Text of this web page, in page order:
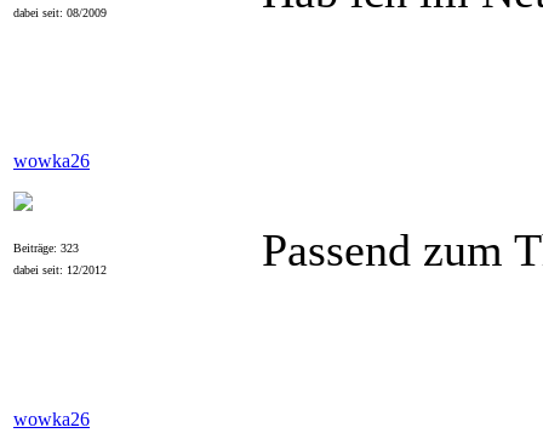
dabei seit: 08/2009
wowka26
Beiträge: 323
dabei seit: 12/2012
Passend zum
wowka26